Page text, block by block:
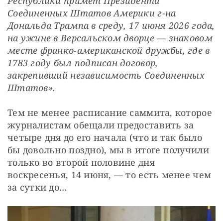
Соединенных Штатов Америки г-на
Дональда Трампа в среду, 17 июня 2026 года,
на ужине в Версальском дворце — знаковом
месте франко-американской дружбы, где в
1783 году был подписан договор,
закрепивший независимость Соединенных
Штатов».
Тем не менее расписание саммита, которое
журналистам обещали предоставить за
четыре дня до его начала (что и так было
бы довольно поздно), мы в итоге получили
только во второй половине дня
воскресенья, 14 июня, — то есть менее чем
за сутки до…